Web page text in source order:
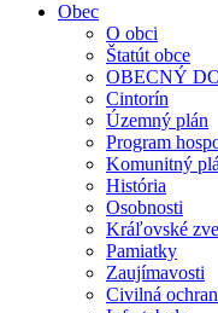
Obec
O obci
Štatút obce
OBECNÝ
Cintorín
Územný plán
Program
Komunitný
História
Osobnosti
Kráľovské
Pamiatky
Zaujímavosti
Civilná